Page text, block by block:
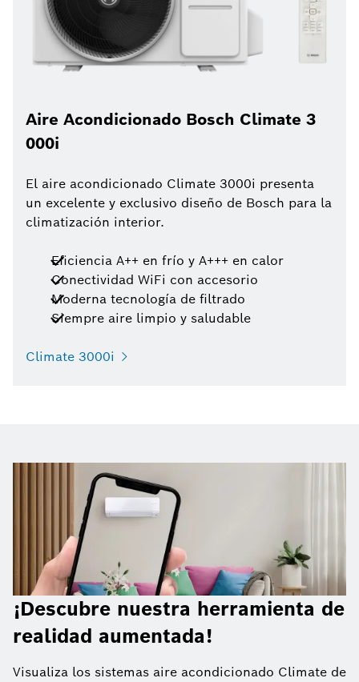
Aire Acondicionado Bosch Climate 3
000i
El aire acondicionado Climate 3000i presenta
un excelente y exclusivo diseño de Bosch para la
climatización interior.
Eficiencia A++ en frío y A+++ en calor
Conectividad WiFi con accesorio
Moderna tecnología de filtrado
Siempre aire limpio y saludable
Climate 3000i
¡Descubre nuestra herramienta de
realidad aumentada!
Visualiza los sistemas aire acondicionado Climate de